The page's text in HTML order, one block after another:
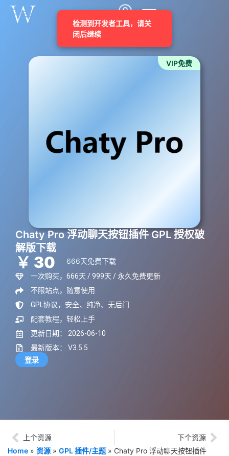
VIP免费
Chaty Pro 浮动聊天按钮插件 GPL 授权破
解版下载
￥ 30 666天免费下载
一次购买，666天 / 999天 / 永久免费更新
不限站点，随意使用
GPL协议，安全、纯净、无后门
配套教程，轻松上手
更新日期： 2026-06-10
最新版本： V3.5.5
登录
上个资源 下个资源
Home » 资源 » GPL 插件/主题 » Chaty Pro 浮动聊天按钮插件